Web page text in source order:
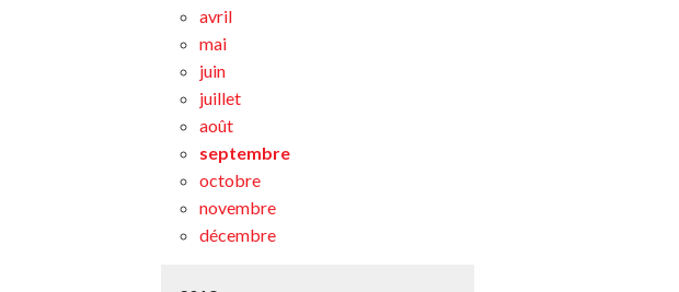
avril
mai
juin
juillet
août
septembre
octobre
novembre
décembre